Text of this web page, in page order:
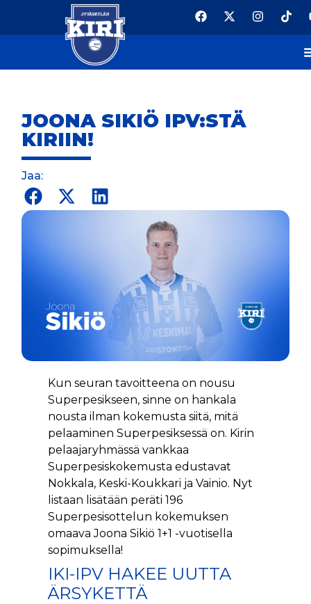
JOONA SIKIÖ IPV:STÄ
KIRIIN!
Jaa:
Kun seuran tavoitteena on nousu
Superpesikseen, sinne on hankala
nousta ilman kokemusta siitä, mitä
pelaaminen Superpesiksessä on. Kirin
pelaajaryhmässä vankkaa
Superpesiskokemusta edustavat
Nokkala, Keski-Koukkari ja Vainio. Nyt
listaan lisätään peräti 196
Superpesisottelun kokemuksen
omaava Joona Sikiö 1+1 -vuotisella
sopimuksella!
IKI-IPV HAKEE UUTTA
ÄRSYKETTÄ